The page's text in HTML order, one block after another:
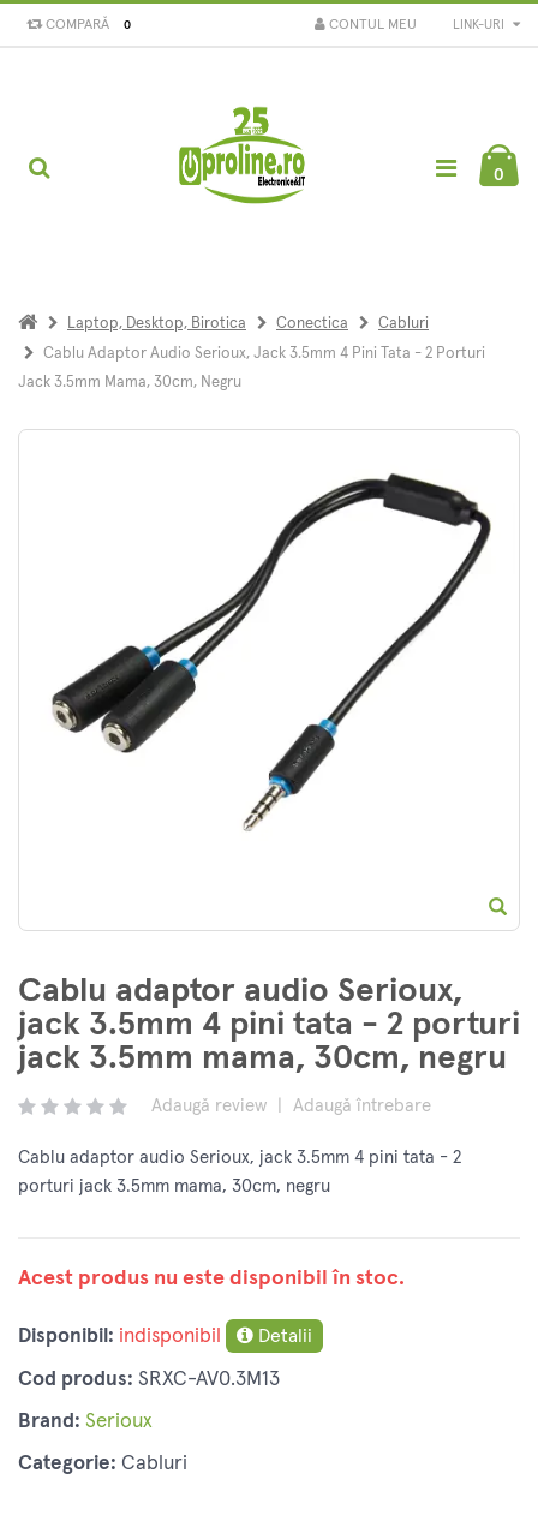
COMPARĂ 0 LINK-URI
CONTUL MEU
0
Laptop, Desktop, Birotica Conectica
Cabluri
Cablu Adaptor Audio Serioux, Jack 3.5mm 4 Pini Tata - 2 Porturi
Jack 3.5mm Mama, 30cm, Negru
Cablu adaptor audio Serioux,
jack 3.5mm 4 pini tata - 2 porturi
jack 3.5mm mama, 30cm, negru
Adaugă review Adaugă întrebare
Cablu adaptor audio Serioux, jack 3.5mm 4 pini tata - 2
porturi jack 3.5mm mama, 30cm, negru
Acest produs nu este disponibil în stoc.
Disponibil: indisponibil Detalii
Cod produs: SRXC-AV0.3M13
Brand: Serioux
Categorie: Cabluri